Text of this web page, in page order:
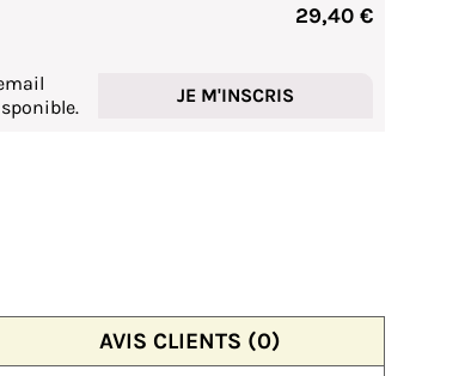
29,40 €
JE M'INSCRIS
AVIS CLIENTS (0)